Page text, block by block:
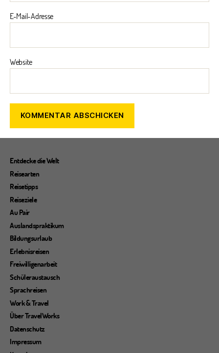
E-Mail-Adresse
Website
Entdecke die Welt
Reisearten
Reisetipps
Reiseziele
Au Pair
Auslandspraktikum
Bildungsurlaub
Erlebnisreisen
Freiwilligenarbeit
Schüleraustausch
Sprachreisen
Work & Travel
Über TravelWorks
Datenschutz
Impressum